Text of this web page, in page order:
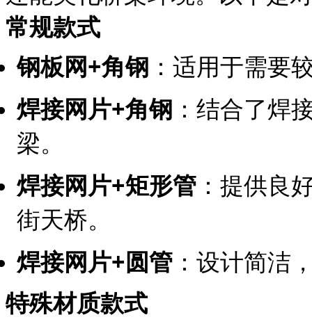
常规款式
钢板网+角钢 ：适用于需要
焊接网片+角钢 ：结合了焊
梁。
焊接网片+矩形管 ：提供良
街天桥。
焊接网片+圆管 ：设计简洁
特殊材质款式